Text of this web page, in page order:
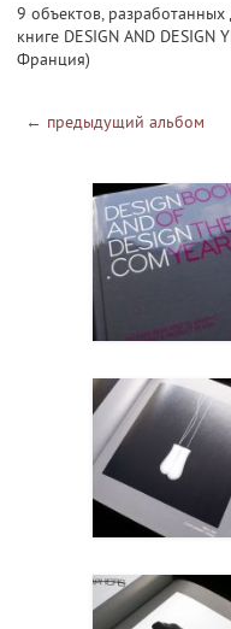
9 объектов,
книге DESIGN AND
Франция)
← предыдущий альбом